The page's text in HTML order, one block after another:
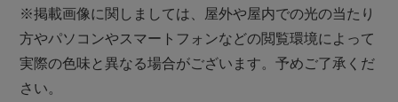
※掲載画像に関しましては、屋外や屋内での光の当たり
方やパソコンやスマートフォンなどの閲覧環境によって
実際の色味と異なる場合がございます。予めご了承くだ
さい。